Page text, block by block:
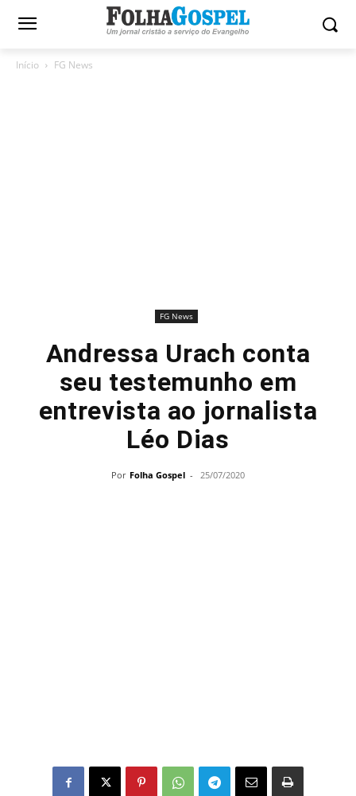
Início FG News
FG News
Andressa Urach conta
seu testemunho em
entrevista ao jornalista
Léo Dias
Por Folha Gospel - 25/07/2020